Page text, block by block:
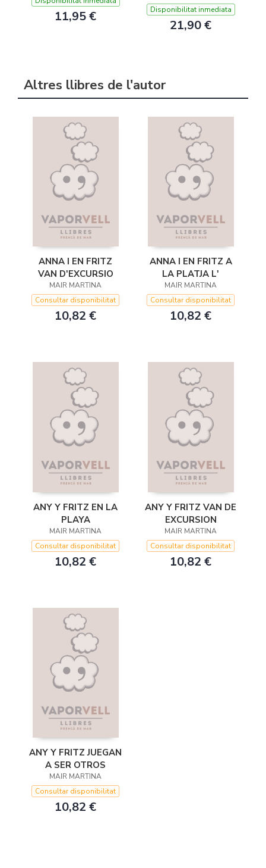
11,95 € Disponibilitat inmediata
21,90 €
Altres llibres de l'autor
ANNA I EN FRITZ
VAN D'EXCURSIO
MAIR MARTINA
Consultar disponibilitat
10,82 €
ANNA I EN FRITZ A
LA PLATJA L'
MAIR MARTINA
Consultar disponibilitat
10,82 €
ANY Y FRITZ EN LA
PLAYA
MAIR MARTINA
Consultar disponibilitat
10,82 €
ANY Y FRITZ VAN DE
EXCURSION
MAIR MARTINA
Consultar disponibilitat
10,82 €
ANY Y FRITZ JUEGAN
A SER OTROS
MAIR MARTINA
Consultar disponibilitat
10,82 €